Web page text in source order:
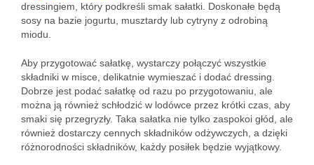
dressingiem, który podkreśli smak sałatki. Doskonałe będą
sosy na bazie jogurtu, musztardy lub cytryny z odrobiną
miodu.
Aby przygotować sałatkę, wystarczy połączyć wszystkie
składniki w misce, delikatnie wymieszać i dodać dressing.
Dobrze jest podać sałatkę od razu po przygotowaniu, ale
można ją również schłodzić w lodówce przez krótki czas, aby
smaki się przegryzły. Taka sałatka nie tylko zaspokoi głód, ale
również dostarczy cennych składników odżywczych, a dzięki
różnorodności składników, każdy posiłek będzie wyjątkowy.